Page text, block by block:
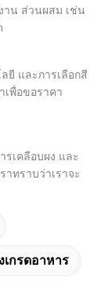
าน ส่วนผสม เช่น
ยี และการเลือกสี
เพื่อขอราคา
รเคลือบผง และ
ทราบว่าเราจะ
เกรดอาหาร